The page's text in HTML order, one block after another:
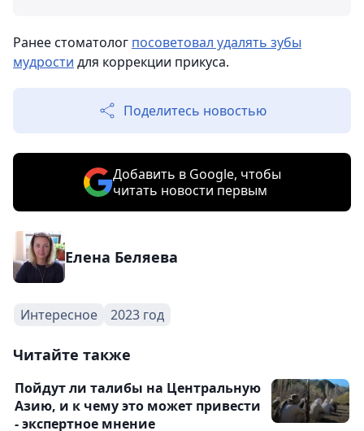
Ранее стоматолог посоветовал удалять зубы
мудрости для коррекции прикуса.
Поделитесь новостью
Добавить в Google, чтобы
читать новости первым
Елена Беляева
Интересное 2023 год
Читайте также
Пойдут ли талибы на Центральную
Азию, и к чему это может привести
- экспертное мнение